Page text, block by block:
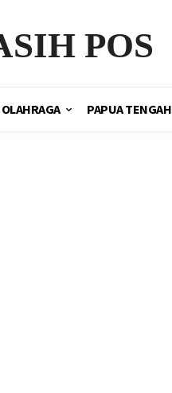
POS
OLAHRAGA PAPUA TENGAH